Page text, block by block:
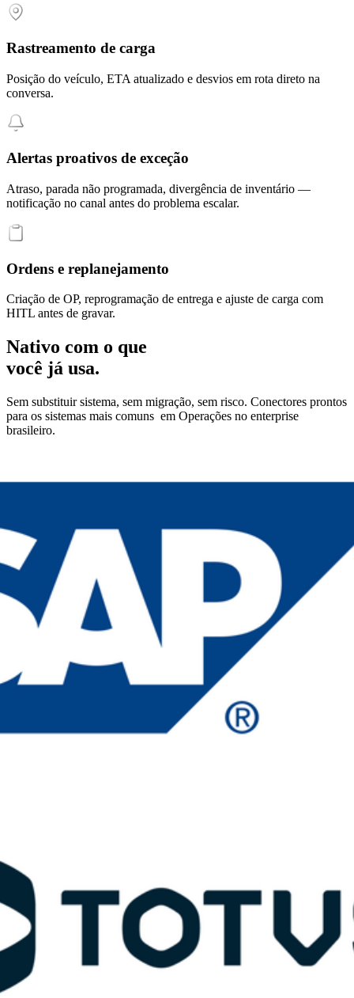
Rastreamento de carga
Posição do veículo, ETA atualizado e desvios em rota direto na
conversa.
Alertas proativos de exceção
Atraso, parada não programada, divergência de inventário —
notificação no canal antes do problema escalar.
Ordens e replanejamento
Criação de OP, reprogramação de entrega e ajuste de carga com
HITL antes de gravar.
Nativo com o que
você já usa.
Sem substituir sistema, sem migração, sem risco. Conectores prontos
para os sistemas mais comuns em Operações no enterprise
brasileiro.